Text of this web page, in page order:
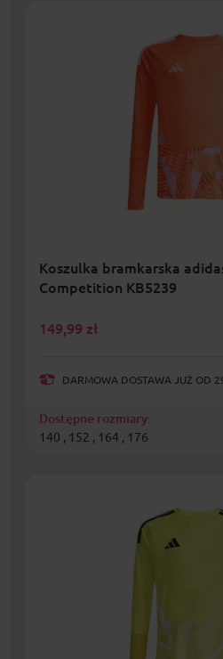
Koszulka bramkarska
Competition KB5239
149,99 zł
DARMOWA DOSTAWA JUŻ OD
Dostępne rozmiary:
140 , 152 , 164 , 176